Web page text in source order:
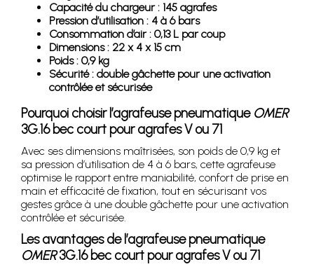
Capacité du chargeur : 145 agrafes
Pression d’utilisation : 4 à 6 bars
Consommation d’air : 0,13 L par coup
Dimensions : 22 x 4 x 15 cm
Poids : 0,9 kg
Sécurité : double gâchette pour une activation
contrôlée et sécurisée
Pourquoi choisir l’agrafeuse pneumatique OMER
3G.16 bec court pour agrafes V ou 71
Avec ses dimensions maîtrisées, son poids de 0,9 kg et
sa pression d’utilisation de 4 à 6 bars, cette agrafeuse
optimise le rapport entre maniabilité, confort de prise en
main et efficacité de fixation, tout en sécurisant vos
gestes grâce à une double gâchette pour une activation
contrôlée et sécurisée.
Les avantages de l’agrafeuse pneumatique
OMER3G.16 bec court pour agrafes V ou 71